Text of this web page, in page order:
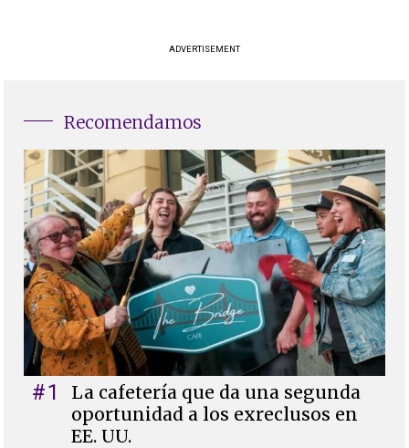
ADVERTISEMENT
Recomendamos
#1
La cafetería que da una segunda
oportunidad a los exreclusos en
EE. UU.